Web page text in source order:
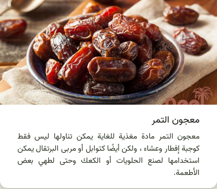
معجون التمر
معجون التمر مادة مغذية للغاية يمكن تناولها ليس فقط
كوجبة إفطار وعشاء ، ولكن أيضًا كتوابل أو مربى البرتقال يمكن
استخدامها لصنع الحلويات أو الكعك وحتى لطهي بعض
الأطعمة.